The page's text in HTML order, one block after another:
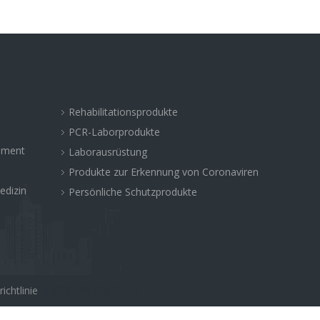
Rehabilitationsprodukte
PCR-Laborprodukte
Laborausrüstung
Produkte zur Erkennung von Coronaviren
Persönliche Schutzprodukte